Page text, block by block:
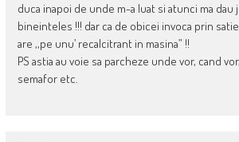
duca inapoi de unde m-a luat si atunci ma dau
bineinteles !!! dar ca de obicei invoca prin
are ,,pe unu’ recalcitrant in masina” !!
PS astia au voie sa parcheze unde vor, cand
semafor etc.